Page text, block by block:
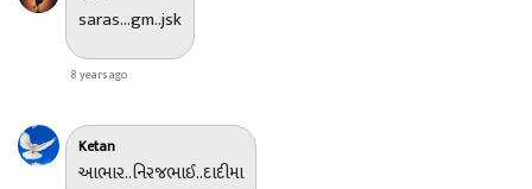
saras...gm..jsk
8 years ago
Ketan
આભાર..નિરજભાઈ..દાદીમા